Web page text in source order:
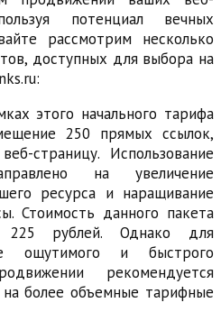
потенциал вечных
рассмотрим несколько
доступных для выбора на
этого начального тарифа
250 прямых ссылок,
страницу. Использование
на увеличение
ресурса и наращивание
Стоимость данного пакета
225 рублей. Однако для
ощутимого и быстрого
рекомендуется
более объемные тарифные